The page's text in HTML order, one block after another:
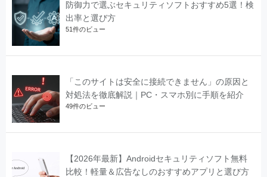
防御力で選ぶセキュリティソフトおすすめ5選！検
出率と選び方
51件のビュー
「このサイトは安全に接続できません」の原因と
対処法を徹底解説｜PC・スマホ別に手順を紹介
49件のビュー
【2026年最新】Androidセキュリティソフト無料
比較！軽量＆広告なしのおすすめアプリと選び方